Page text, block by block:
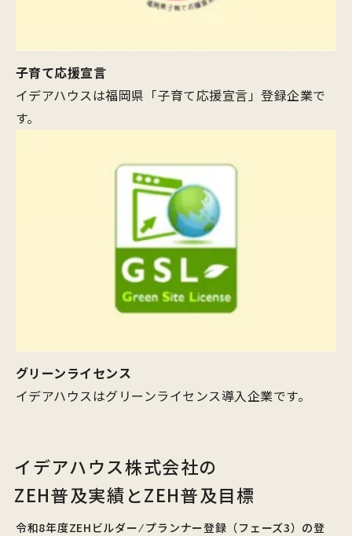
子育て応援宣言
イデアハウスは福岡県「子育て応援宣言」登録企業で
す。
グリーンライセンス
イデアハウスはグリーンライセンス導入企業です。
イデアハウス株式会社の
ZEH普及実績とZEH普及目標
令和8年度ZEHビルダー ⁄ プランナー登録（フェーズ3）の登